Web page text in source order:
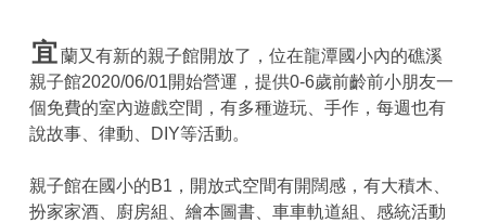
宜蘭又有新的親子館開放了，位在龍潭國小內的礁溪
親子館2020/06/01開始營運，提供0-6歲前齡前小朋友一
個免費的室內遊戲空間，有多種遊玩、手作，每週也有
說故事、律動、DIY等活動。
親子館在國小的B1，開放式空間有開闊感，有大積木、
扮家家酒、廚房組、繪本圖書、車車軌道組、感統活動